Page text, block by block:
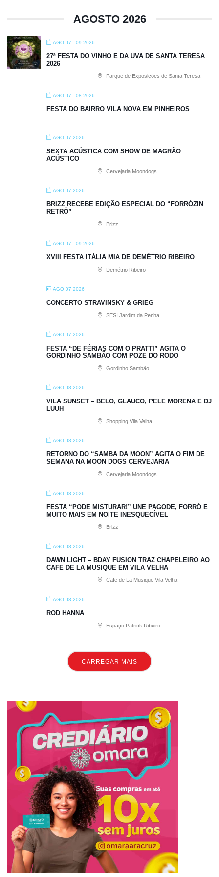
AGOSTO 2026
AGO 07 - 09 2026
27ª FESTA DO VINHO E DA UVA DE SANTA TERESA
2026
Parque de Exposições de Santa Teresa
AGO 07 - 08 2026
FESTA DO BAIRRO VILA NOVA EM PINHEIROS
AGO 07 2026
SEXTA ACÚSTICA COM SHOW DE MAGRÃO
ACÚSTICO
Cervejaria Moondogs
AGO 07 2026
BRIZZ RECEBE EDIÇÃO ESPECIAL DO “FORRÓZIN
RETRÔ”
Brizz
AGO 07 - 09 2026
XVIII FESTA ITÁLIA MIA DE DEMÉTRIO RIBEIRO
Demétrio Ribeiro
AGO 07 2026
CONCERTO STRAVINSKY & GRIEG
SESI Jardim da Penha
AGO 07 2026
FESTA “DE FÉRIAS COM O PRATTI” AGITA O
GORDINHO SAMBÃO COM POZE DO RODO
Gordinho Sambão
AGO 08 2026
VILA SUNSET – BELO, GLAUCO, PELE MORENA E DJ
LUUH
Shopping Vila Velha
AGO 08 2026
RETORNO DO “SAMBA DA MOON” AGITA O FIM DE
SEMANA NA MOON DOGS CERVEJARIA
Cervejaria Moondogs
AGO 08 2026
FESTA “PODE MISTURAR!” UNE PAGODE, FORRÓ E
MUITO MAIS EM NOITE INESQUECÍVEL
Brizz
AGO 08 2026
DAWN LIGHT – BDAY FUSION TRAZ CHAPELEIRO AO
CAFE DE LA MUSIQUE EM VILA VELHA
Cafe de La Musique Vila Velha
AGO 08 2026
ROD HANNA
Espaço Patrick Ribeiro
CARREGAR MAIS